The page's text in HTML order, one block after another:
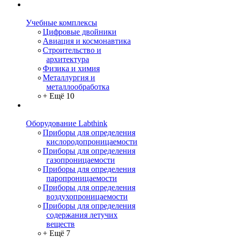
Учебные комплексы
Цифровые двойники
Авиация и космонавтика
Строительство и
архитектура
Физика и химия
Металлургия и
металлообработка
+ Ещё 10
Оборудование Labthink
Приборы для определения
кислородопроницаемости
Приборы для определения
газопроницаемости
Приборы для определения
паропроницаемости
Приборы для определения
воздухопроницаемости
Приборы для определения
содержания летучих
веществ
+ Ещё 7